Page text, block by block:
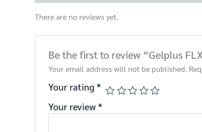
There are no reviews yet.
Be the first to review “Gelplus
Your email address will not be published.
Your rating *
Your review *